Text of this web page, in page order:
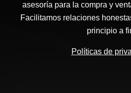
asesoría para la compra y
Facilitamos relaciones
principio a
Políticas de